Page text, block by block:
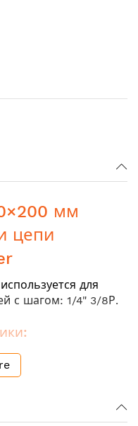
мм
цепи
для
с шагом: 1/4" 3/8Р.